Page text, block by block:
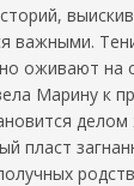
важными.
оживают на
Марину к
пласт